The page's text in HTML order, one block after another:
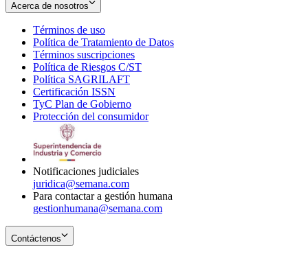
Acerca de nosotros
Términos de uso
in
new
window
Política de Tratamiento de Datos
Términos suscripciones
in
Política de Riesgos C/ST
Política SAGRILAFT
new
window
Certificación ISSN
in
new
TyC Plan de Gobierno
in
Protección del consumidorOpens
Notificaciones judiciales
juridica@semana.com
Para contactar a gestión humana
gestionhumana@semana.com
Contáctenos